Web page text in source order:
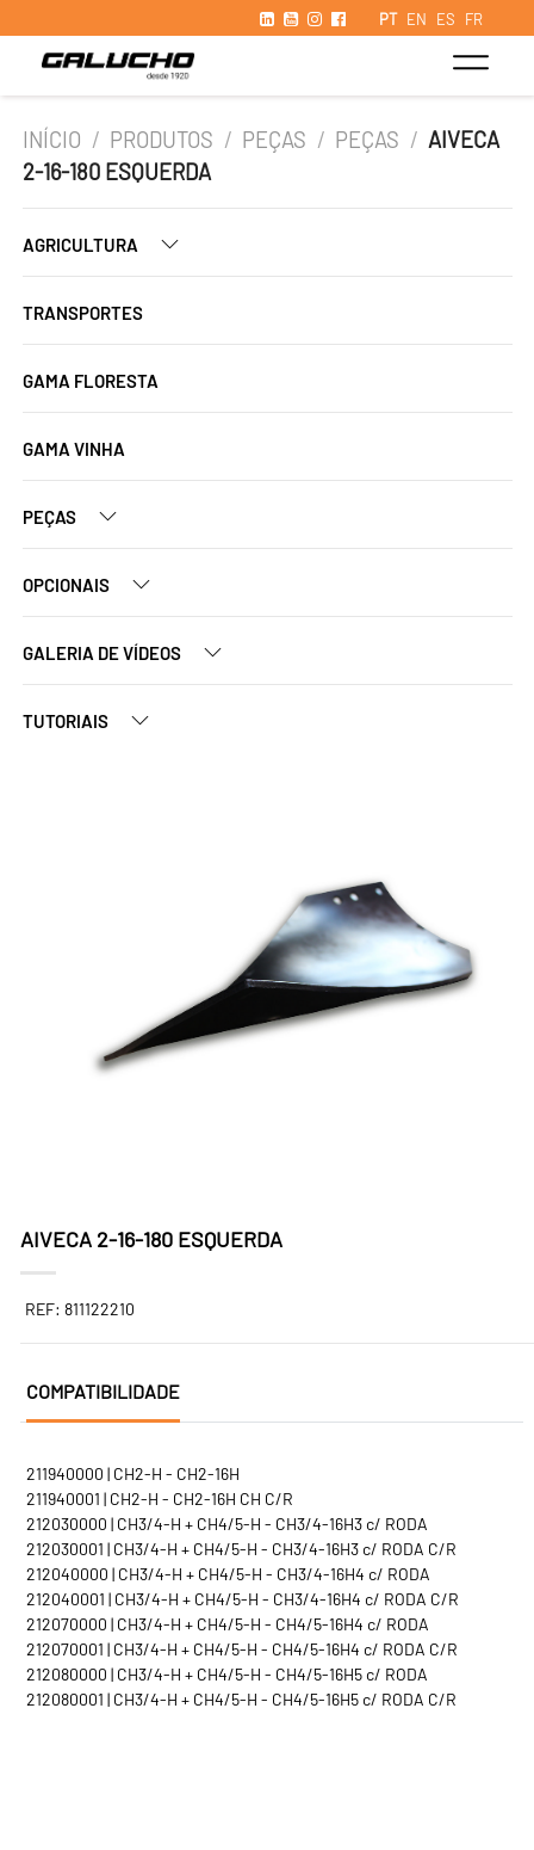
PT EN ES FR
INÍCIO / PRODUTOS / PEÇAS / PEÇAS / AIVECA
2-16-180 ESQUERDA
AGRICULTURA
TRANSPORTES
GAMA FLORESTA
GAMA VINHA
PEÇAS
OPCIONAIS
GALERIA DE VÍDEOS
TUTORIAIS
AIVECA 2-16-180 ESQUERDA
REF: 811122210
COMPATIBILIDADE
211940000 | CH2-H - CH2-16H
211940001 | CH2-H - CH2-16H CH C/R
212030000 | CH3/4-H + CH4/5-H - CH3/4-16H3 c/ RODA
212030001 | CH3/4-H + CH4/5-H - CH3/4-16H3 c/ RODA C/R
212040000 | CH3/4-H + CH4/5-H - CH3/4-16H4 c/ RODA
212040001 | CH3/4-H + CH4/5-H - CH3/4-16H4 c/ RODA C/R
212070000 | CH3/4-H + CH4/5-H - CH4/5-16H4 c/ RODA
212070001 | CH3/4-H + CH4/5-H - CH4/5-16H4 c/ RODA C/R
212080000 | CH3/4-H + CH4/5-H - CH4/5-16H5 c/ RODA
212080001 | CH3/4-H + CH4/5-H - CH4/5-16H5 c/ RODA C/R